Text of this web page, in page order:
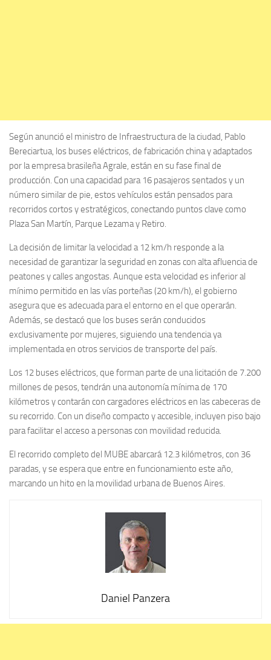
Según anunció el ministro de Infraestructura de la ciudad, Pablo
Bereciartua, los buses eléctricos, de fabricación china y adaptados
por la empresa brasileña Agrale, están en su fase final de
producción. Con una capacidad para 16 pasajeros sentados y un
número similar de pie, estos vehículos están pensados para
recorridos cortos y estratégicos, conectando puntos clave como
Plaza San Martín, Parque Lezama y Retiro.
La decisión de limitar la velocidad a 12 km/h responde a la
necesidad de garantizar la seguridad en zonas con alta afluencia de
peatones y calles angostas. Aunque esta velocidad es inferior al
mínimo permitido en las vías porteñas (20 km/h), el gobierno
asegura que es adecuada para el entorno en el que operarán.
Además, se destacó que los buses serán conducidos
exclusivamente por mujeres, siguiendo una tendencia ya
implementada en otros servicios de transporte del país.
Los 12 buses eléctricos, que forman parte de una licitación de 7.200
millones de pesos, tendrán una autonomía mínima de 170
kilómetros y contarán con cargadores eléctricos en las cabeceras de
su recorrido. Con un diseño compacto y accesible, incluyen piso bajo
para facilitar el acceso a personas con movilidad reducida.
El recorrido completo del MUBE abarcará 12.3 kilómetros, con 36
paradas, y se espera que entre en funcionamiento este año,
marcando un hito en la movilidad urbana de Buenos Aires.
Daniel Panzera